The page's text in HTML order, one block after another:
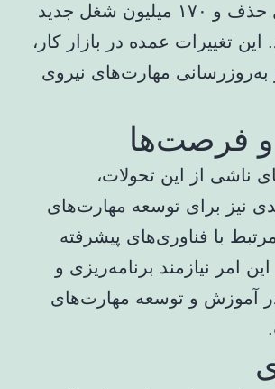
۹۲ میلیون شغل حذف و ۱۷۰ میلیون شغل جدید
تغییرات عمده در بازار کار،
به‌روزرسانی مهارت‌های نیروی
فرصت‌ها
ناشی از این تحولات،
نیز برای توسعه مهارت‌های
با فناوری‌های پیشرفته
امر نیازمند برنامه‌ریزی و
آموزش و توسعه مهارت‌های